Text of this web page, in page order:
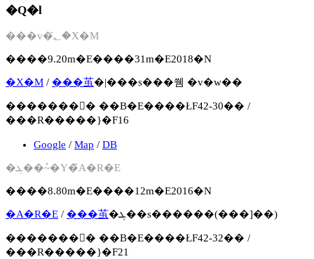
�Q�l
���v�؂̑�X�M
����9.20m�E����31m�E2018�N
�X�M / ���茧�|���s���쒬 �v�w��
�������񍐏� ��B�E����ŁF42-30�� /
���R�����}�F16
Google / Map / DB
�ܓ��~�̉Y�̃A�R�E
����8.80m�E����12m�E2016�N
�A�R�E / ���茧 �ܓ��s������(���]��)
�������񍐏� ��B�E����ŁF42-32�� /
���R�����}�F21